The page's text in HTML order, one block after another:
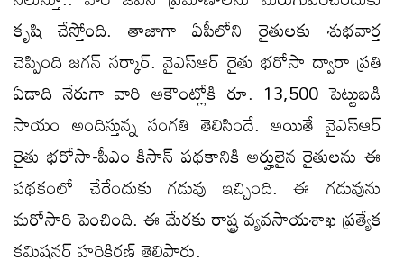
కృషి చేస్తోంది. తాజాగా ఏపీలోని రైతులకు శుభవార్త
చెప్పింది జగన్ సర్కార్. వైఎస్ఆర్ రైతు భరోసా ద్వారా ప్రతి
ఏడాది నేరుగా వారి అకౌంట్లోకి రూ. 13,500 పెట్టుబడి
సాయం అందిస్తున్న సంగతి తెలిసిందే. అయితే వైఎస్ఆర్
రైతు భరోసా-పీఎం కిసాన్ పథకానికి అర్హులైన రైతులను ఈ
పథకంలో చేరేందుకు గడువు ఇచ్చింది. ఈ గడువును
మరోసారి పెంచింది. ఈ మేరకు రాష్ట్ర వ్యవసాయశాఖ ప్రత్యేక
కమిషనర్ హరికిరణ్ తెలిపారు.